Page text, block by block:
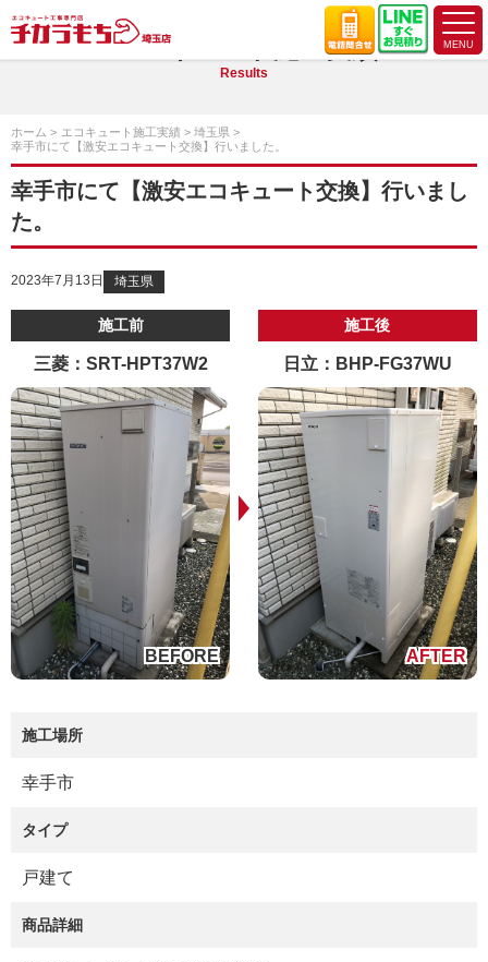
エコキュート施工実績
Results
ホーム エコキュート施工実績
埼玉県
幸手市にて【激安エコキュート交換】行いました。
幸手市にて【激安エコキュート交換】行いまし
た。
2023年7月13日 埼玉県
施工前
三菱：SRT-HPT37W2
施工後
日立：BHP-FG37WU
施工場所
幸手市
タイプ
戸建て
商品詳細